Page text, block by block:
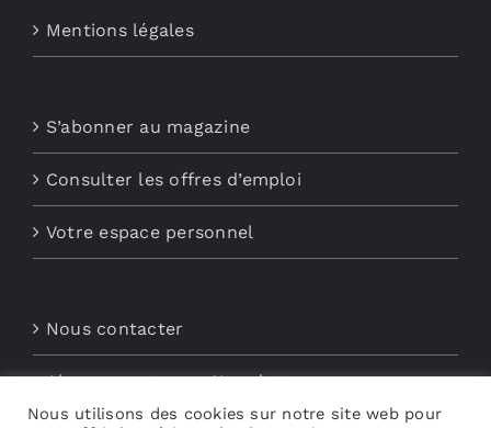
Mentions légales
S’abonner au magazine
Consulter les offres d’emploi
Votre espace personnel
Nous contacter
Abonnements aux Newsletters
Nous utilisons des cookies sur notre site web pour